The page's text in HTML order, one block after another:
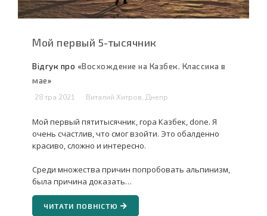
Мой первый 5-тысячник
Відгук про «Восхождение на Казбек. Классика в
мае»
28 тра 2021
Виталий Хитров, Днепр
Мой первый пятитысячник, гора Казбек, done. Я
очень счастлив, что смог взойти. Это обалденно
красиво, сложно и интересно.
Среди множества причин попробовать альпинизм,
была причина доказать…
ЧИТАТИ ПОВНІСТЮ